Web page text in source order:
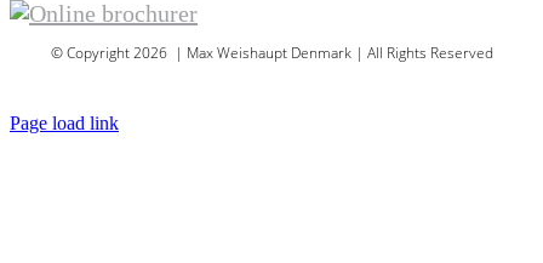
© Copyright 2026 | Max Weishaupt Denmark | All Rights Reserved
Page load link